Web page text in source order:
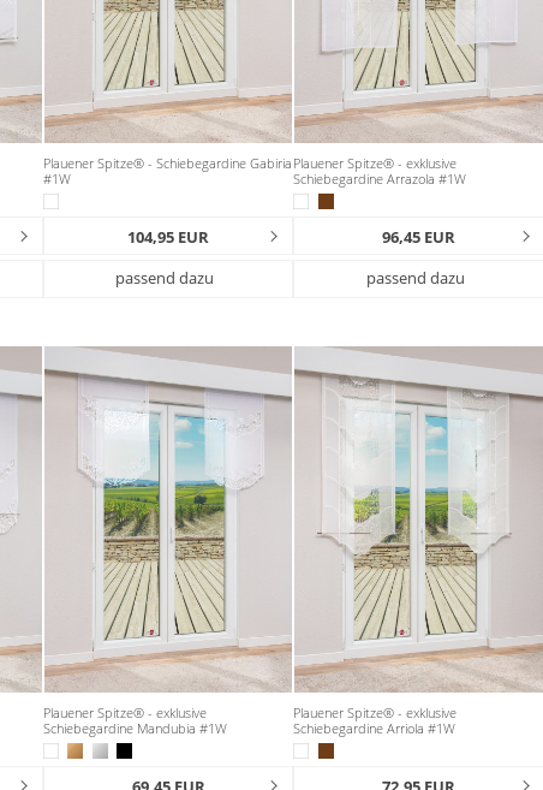
Plauener Spitze® - Schiebegardine Gabiria
#1W
104,95 EUR
passend dazu
Plauener Spitze® - exklusive
Schiebegardine Arrazola #1W
96,45 EUR
passend dazu
Plauener Spitze® - exklusive
Schiebegardine Mandubia #1W
Plauener Spitze® - exklusive
Schiebegardine Arriola #1W